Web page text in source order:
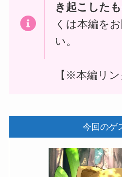
き起こした
くは本編を
い。
【※本編リン
今回のゲ